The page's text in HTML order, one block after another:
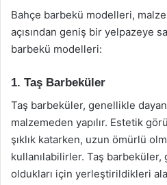
Bahçe barbekü modelleri,
açısından geniş bir yelpazeye
barbekü modelleri:
1. Taş Barbeküler
Taş barbeküler, genellikle
malzemeden yapılır. Estetik
şıklık katarken, uzun ömürlü
kullanılabilirler. Taş barbeküler,
oldukları için yerleştirildikleri